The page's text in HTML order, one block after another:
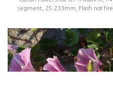
segment, 25.233mm, Flash not